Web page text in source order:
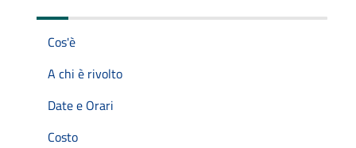
Cos'è
A chi è rivolto
Date e Orari
Costo